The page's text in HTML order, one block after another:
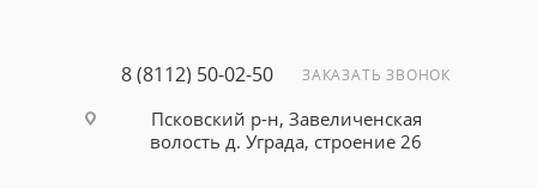
8 (8112) 50-02-50 ЗАКАЗАТЬ ЗВОНОК
Псковский р-н, Завеличенская
волость д. Уграда, строение 26